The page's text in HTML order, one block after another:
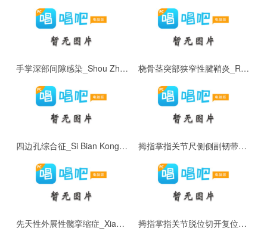
手掌深部间隙感染_Shou Zhang Shen Bu Jian Xi Gan Ran 桡骨茎突部狭窄性腱鞘炎_Rao Gu Jing Tu Bu Xia Zhai Xing Jian Qiao Yan
四边孔综合征_Si Bian Kong Zong He Zheng 拇指掌指关节尺侧侧副韧带损伤_Mu Zhi Zhang Zhi Guan Jie Chi Ce Ce Fu Ren Dai Sun Shang
先天性外展性髋挛缩症_Xian Tian Xing Wai Zhan Xing Kuan Luan Suo Zheng 拇指掌指关节脱位切开复位术_Mu Zhi Zhang Zhi Guan Jie Tuo Wei Qie Kai Fu Wei Shu